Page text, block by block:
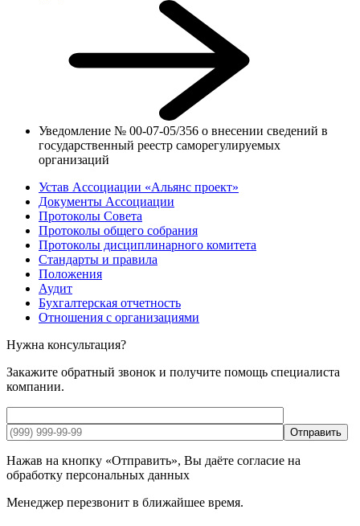
Уведомление № 00-07-05/356 о внесении сведений в
государственный реестр саморегулируемых
организаций
Устав Ассоциации «Альянс проект»
Документы Ассоциации
Протоколы Совета
Протоколы общего собрания
Протоколы дисциплинарного комитета
Стандарты и правила
Положения
Аудит
Бухгалтерская отчетность
Отношения с организациями
Нужна консультация?
Закажите обратный звонок и получите помощь специалиста
компании.
Отправить
Нажав на кнопку «Отправить», Вы даёте согласие на
обработку персональных данных
Менеджер перезвонит в ближайшее время.